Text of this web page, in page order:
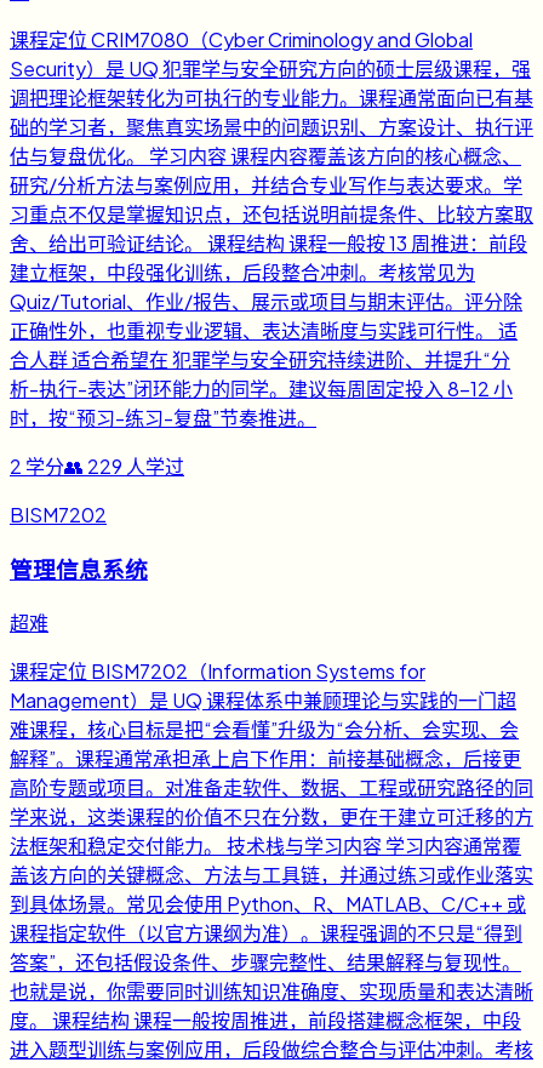
课程定位 CRIM7080（Cyber Criminology and Global
Security）是 UQ 犯罪学与安全研究方向的硕士层级课程，强
调把理论框架转化为可执行的专业能力。课程通常面向已有基
础的学习者，聚焦真实场景中的问题识别、方案设计、执行评
估与复盘优化。 学习内容 课程内容覆盖该方向的核心概念、
研究/分析方法与案例应用，并结合专业写作与表达要求。学
习重点不仅是掌握知识点，还包括说明前提条件、比较方案取
舍、给出可验证结论。 课程结构 课程一般按 13 周推进：前段
建立框架，中段强化训练，后段整合冲刺。考核常见为
Quiz/Tutorial、作业/报告、展示或项目与期末评估。评分除
正确性外，也重视专业逻辑、表达清晰度与实践可行性。 适
合人群 适合希望在 犯罪学与安全研究持续进阶、并提升“分
析-执行-表达”闭环能力的同学。建议每周固定投入 8-12 小
时，按“预习-练习-复盘”节奏推进。
2 学分👥 229 人学过
BISM7202
管理信息系统
超难
课程定位 BISM7202（Information Systems for
Management）是 UQ 课程体系中兼顾理论与实践的一门超
难课程，核心目标是把“会看懂”升级为“会分析、会实现、会
解释”。课程通常承担承上启下作用：前接基础概念，后接更
高阶专题或项目。对准备走软件、数据、工程或研究路径的同
学来说，这类课程的价值不只在分数，更在于建立可迁移的方
法框架和稳定交付能力。 技术栈与学习内容 学习内容通常覆
盖该方向的关键概念、方法与工具链，并通过练习或作业落实
到具体场景。常见会使用 Python、R、MATLAB、C/C++ 或
课程指定软件（以官方课纲为准）。课程强调的不只是“得到
答案”，还包括假设条件、步骤完整性、结果解释与复现性。
也就是说，你需要同时训练知识准确度、实现质量和表达清晰
度。 课程结构 课程一般按周推进，前段搭建概念框架，中段
进入题型训练与案例应用，后段做综合整合与评估冲刺。考核